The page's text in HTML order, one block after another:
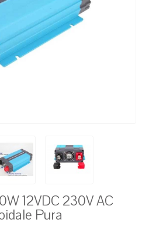
12VDC 230V AC
Pura